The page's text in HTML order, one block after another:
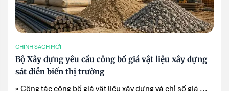
CHÍNH SÁCH MỚI
Bộ Xây dựng yêu cầu công bố giá vật liệu xây dựng
sát diễn biến thị trường